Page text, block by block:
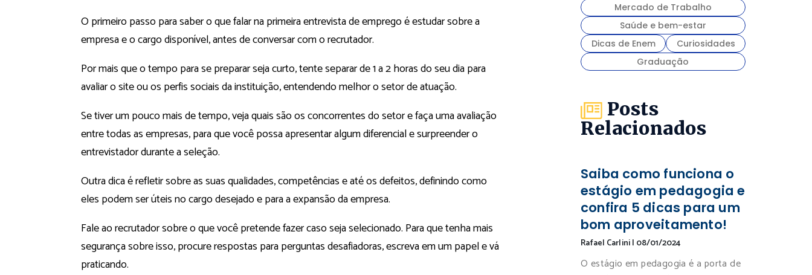
O primeiro passo para saber o que falar na primeira entrevista de emprego é estudar sobre a
empresa e o cargo disponível, antes de conversar com o recrutador.
Por mais queo tempo para se preparar seja curto, tente separar de 1 a 2 horas do seu dia para
avaliar o site ou os perfis sociais da instituição, entendendo melhor o setor de atuação.
Se tiver um pouco mais de tempo, veja quais são os concorrentes do setor e faça uma avaliação
entre todas as empresas, para que você possa apresentar algum diferencial e surpreender o
entrevistador durante a seleção.
Outra dica é refletir sobre as suas qualidades, competências e até os defeitos, definindo como
eles podem ser úteis no cargo desejado e para a expansão da empresa.
Fale ao recrutador sobre o que você pretende fazer caso seja selecionado. Para que tenha mais
segurança sobre isso, procure respostas para perguntas desafiadoras, escreva em um papel e vá
praticando.
Mercado de Trabalho
Saúde e bem-estar
Dicas de Enem
Curiosidades
Graduação
Posts
Relacionados
Saiba como funciona o
estágio em pedagogia e
confira 5 dicas para um
bom aproveitamento!
Rafael Carlini| 08/01/2024
O estágio em pedagogia é a porta de